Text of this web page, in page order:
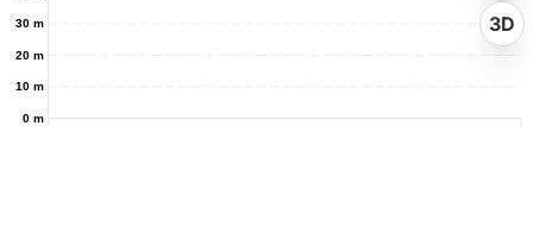
0 m
10 m
20 m
30 m 3D